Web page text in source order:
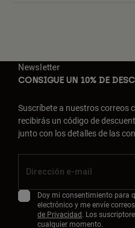
Newsletter
CONSIGUE UN 10% DE
Suscríbete a nuestros correos
recibirás un código de
junto con los detalles de las
Doy mi consentimiento para
electrónico y me envíe
de Privacidad. Los
cualquier momento.